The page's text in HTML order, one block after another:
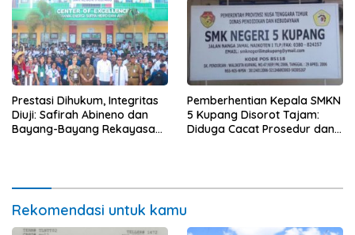
Prestasi Dihukum, Integritas
Diuji: Safirah Abineno dan
Bayang-Bayang Rekayasa
Pemberhentian Kepala SMKN
5 Kupang Disorot Tajam:
Diduga Cacat Prosedur dan
Rekomendasi untuk kamu